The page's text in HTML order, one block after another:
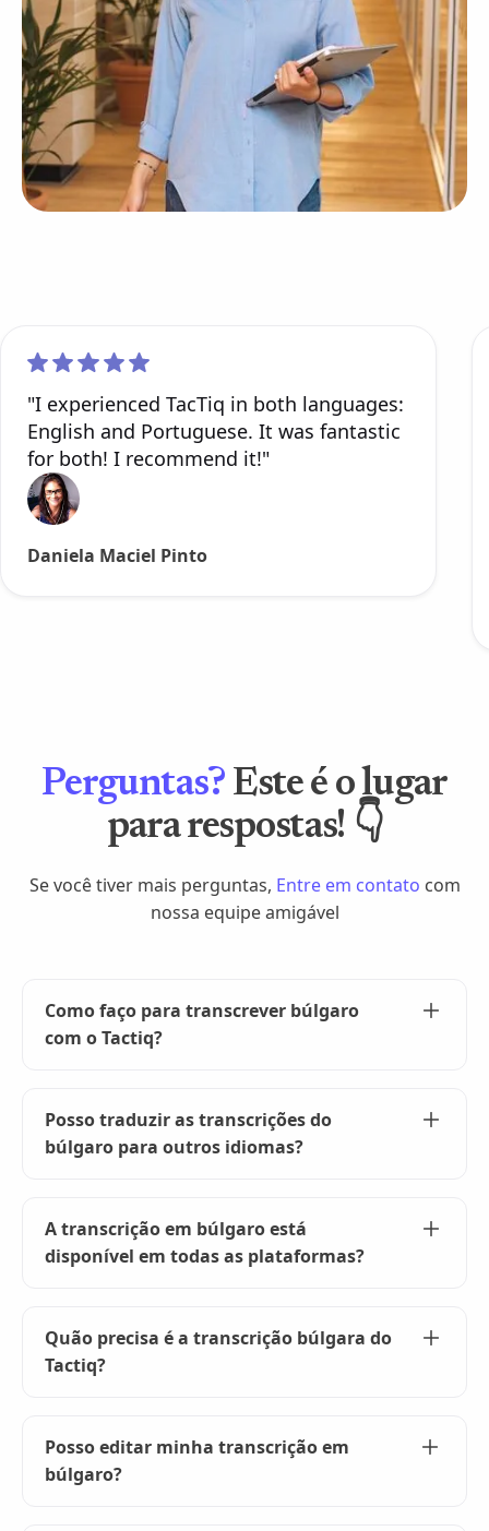
"I experienced TacTiq in both languages:
English and Portuguese. It was fantastic
for both! I recommend it!"
Daniela Maciel Pinto
Perguntas? Este é o lugar
para respostas! 👇
Se você tiver mais perguntas, Entre em contato com
nossa equipe amigável
Como faço para transcrever búlgaro
com o Tactiq?
reunião no Tactiq e selecionar o búlgaro como
idioma de transcrição. A Tactiq cuidará do resto,
fornecendo uma transcrição búlgara precisa.
Posso traduzir as transcrições do
búlgaro para outros idiomas?
búlgaras em mais de 60 idiomas. Basta usar as
instruções de IA no Tactiq para converter sua
transcrição.
A transcrição em búlgaro está
disponível em todas as plataformas?
búlgaro no Google Meet, Zoom e Microsoft
Teams. Basta adicionar a extensão Tactiq ao seu
navegador e começar a transcrever.
Quão precisa é a transcrição búlgara do
Tactiq?
precisão nas transcrições búlgaras. Você pode
confiar na Tactiq para capturar todos os
detalhes da sua reunião.
Posso editar minha transcrição em
búlgaro?